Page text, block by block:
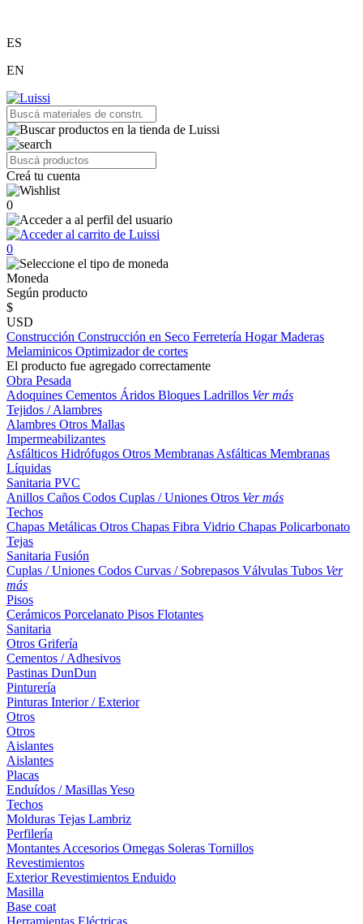
ES
EN
Creá tu cuenta
0
0
Moneda
Según producto
$
USD
Construcción Construcción en Seco Ferretería HogarMaderas
Melaminicos Optimizador de cortes
El producto fue agregado correctamente
Obra Pesada
Adoquines Cementos Áridos Bloques Ladrillos Ver más
Tejidos / Alambres
Alambres Otros Mallas
Impermeabilizantes
Asfálticos Hidrófugos Otros Membranas Asfálticas Membranas
Líquidas
Sanitaria PVC
Anillos Caños Codos Cuplas / Uniones Otros Ver más
Techos
Chapas Metálicas Otros Chapas Fibra Vidrio Chapas Policarbonato
Tejas
Sanitaria Fusión
Cuplas / Uniones Codos Curvas / Sobrepasos Válvulas Tubos Ver
más
Pisos
Cerámicos Porcelanato Pisos Flotantes
Sanitaria
Otros Grifería
Cementos / Adhesivos
Pastinas DunDun
Pinturería
Pinturas Interior / Exterior
Otros
Otros
Aislantes
Aislantes
Placas
Enduídos / MasillasYeso
Techos
Molduras Tejas Lambriz
Perfilería
Montantes Accesorios Omegas Soleras Tornillos
Revestimientos
ExteriorRevestimientos Enduido
Masilla
Base coat
Herramientas Eléctricas